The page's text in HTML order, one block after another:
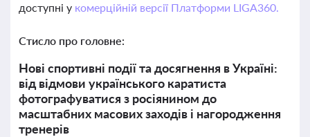
доступні у комерційній версії Платформи LIGA360.
Стисло про головне:
Нові спортивні події та досягнення в Україні:
від відмови українського каратиста
фотографуватися з росіянином до
масштабних масових заходів і нагородження
тренерів